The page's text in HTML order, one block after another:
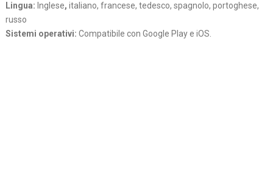
Lingua: Inglese, italiano, francese, tedesco, spagnolo, portoghese,
russo
Sistemi operativi: Compatibile con Google Play e iOS.